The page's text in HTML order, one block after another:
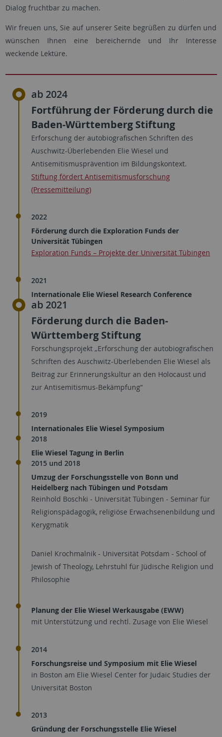
Dialog fruchtbar zu machen.
Wir freuen uns, Sie auf unserer Seite begrüßen zu dürfen und
wünschen Ihnen eine bereichernde und Ihr Interesse
weckende Lektüre.
ab 2024
Fortführung der Förderung durch die
Baden-Württemberg Stiftung
Erforschung der autobiografischen Schriften des
Auschwitz-Überlebenden Elie Wiesel und
Antisemitismusprävention im Bildungskontext.
Stiftung fördert Antisemitismusforschung
(Pressemitteilung)
2022
Förderung durch die Exploration Funds der
Universität Tübingen
Exploration Funds – Projekte der Universität Tübingen
2021
Internationale Elie Wiesel Research Conference
ab 2021
Förderung durch die Baden-
Württemberg Stiftung
Forschungsprojekt „Erforschung der autobiografischen
Schriften des Auschwitz-Überlebenden Elie Wiesel als
Beitrag zur Erinnerungskultur an den Holocaust und
zur Antisemitismus-Bekämpfung“
2019
Internationales Elie Wiesel Symposium
2018
Elie Wiesel Tagung in Berlin
2015 und 2018
Umzug der Forschungsstelle von Bonn und
Heidelberg nach Tübingen und Potsdam
Reinhold Boschki - Universität Tübingen - Seminar für
Religionspädagogik, religiöse Erwachsenenbildung und
Kerygmatik
Daniel Krochmalnik - Universität Potsdam - School of
Jewish of Theology, Lehrstuhl für Jüdische Religion und
Philosophie
Planung der Elie Wiesel Werkausgabe (EWW)
mit Unterstützung und rechtl. Zusage von Elie Wiesel
2014
Forschungsreise und Symposium mit Elie Wiesel
in Boston am Elie Wiesel Center for Judaic Studies der
Universität Boston
2013
Gründung der Forschungsstelle Elie Wiesel